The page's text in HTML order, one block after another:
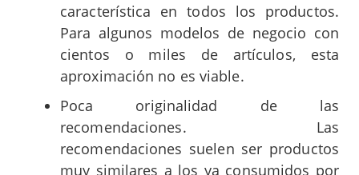
característica en todos los productos.
Para algunos modelos de negocio con
cientos o miles de artículos, esta
aproximación no es viable.
Poca originalidad de las
recomendaciones. Las
recomendaciones suelen ser productos
muy similares a los ya consumidos por